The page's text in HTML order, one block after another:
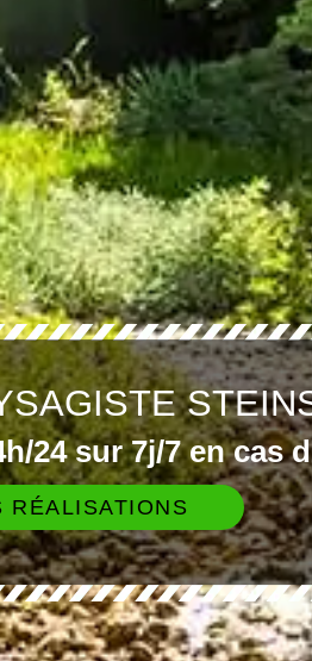
24 sur 7j/7 en cas
RÉALISATIONS